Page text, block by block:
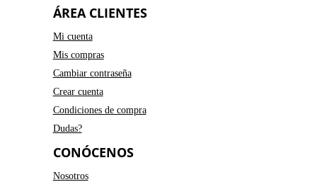
ÁREA CLIENTES
Mi cuenta
Mis compras
Cambiar contraseña
Crear cuenta
Condiciones de compra
Dudas?
CONÓCENOS
Nosotros